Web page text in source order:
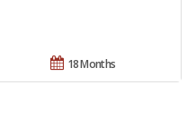
18 Months